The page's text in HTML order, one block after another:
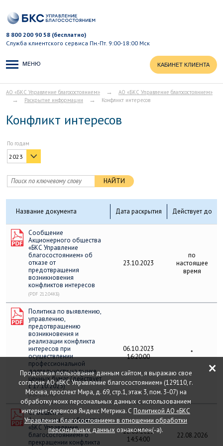
Продолжая пользование данным сайтом, я выражаю свое
согласие АО «БКС Управление благосостоянием» (129110, г.
Москва, проспект Мира, д. 69, стр.1, этаж 3, пом. 3-07) на
обработку моих персональных данных с использованием
интернет-сервисов Яндекс Метрика. С Политикой АО «БКС
Управление благосостоянием» в отношении обработки
персональных данных ознакомлен(-а).
×
8 800 200 90 58 (бесплатно)
Служба клиентского сервиса Пн.-Пт. 9:00-18:00 Мск
КАБИНЕТ КЛИЕНТА
МЕНЮ
АО «БКС Управление благосостоянием» → АО «БКС Управление благосостоянием»
→ Раскрытие информации → Конфликт интересов
Конфликт интересов
По годам
2023
НАЙТИ
Название документа Дата раскрытия Действует до
Сообщение
Акционерного общества
«БКС Управление
благосостоянием» об
отказе от
предотвращения
возникновения
конфликтов интересов
(PDF 212.04КБ)
23.10.2023
по
настоящее
время
Политика по выявлению,
управлению,
предотвращению
возникновения и
реализации конфликта
интересов при
осуществлении
профессиональной
деятельности на рынке
ценных бумаг (действует
с 17.10.2023)
(PDF 1.17МБ)
06.10.2023
16:20:00
*
Сообщение
Акционерного общества
«БКС Управление
благосостоянием» о
прекращении конфликта
22.08.2023
14:54:00
22.08.2026